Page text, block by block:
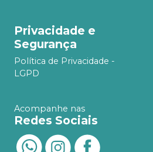
Privacidade e
Segurança
Política de Privacidade -
LGPD
Acompanhe nas
Redes Sociais